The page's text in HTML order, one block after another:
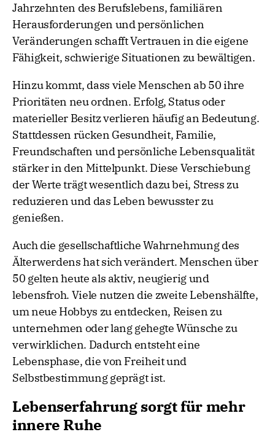
Jahrzehnten des Berufslebens, familiären
Herausforderungen und persönlichen
Veränderungen schafft Vertrauen in die eigene
Fähigkeit, schwierige Situationen zu bewältigen.
Hinzu kommt, dass viele Menschen ab 50 ihre
Prioritäten neu ordnen. Erfolg, Status oder
materieller Besitz verlieren häufig an Bedeutung.
Stattdessen rücken Gesundheit, Familie,
Freundschaften und persönliche Lebensqualität
stärker in den Mittelpunkt. Diese Verschiebung
der Werte trägt wesentlich dazu bei, Stress zu
reduzieren und das Leben bewusster zu
genießen.
Auch die gesellschaftliche Wahrnehmung des
Älterwerdens hat sich verändert. Menschen über
50 gelten heute als aktiv, neugierig und
lebensfroh. Viele nutzen die zweite Lebenshälfte,
um neue Hobbys zu entdecken, Reisen zu
unternehmen oder lang gehegte Wünsche zu
verwirklichen. Dadurch entsteht eine
Lebensphase, die von Freiheit und
Selbstbestimmung geprägt ist.
Lebenserfahrung sorgt für mehr
innere Ruhe